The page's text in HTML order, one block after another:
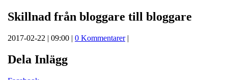
Skillnad från bloggare till bloggare
2017-02-22 | 09:00 | 0 Kommentarer|
Dela Inlägg